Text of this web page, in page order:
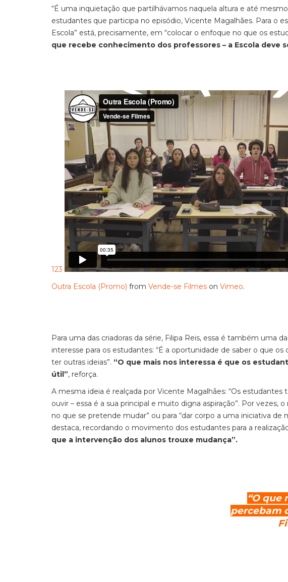
“É uma inquietação que partilhávamos naquela altura e até
estudantes que participa no episódio, Vicente Magalhães. Para o
Escola” está, precisamente, em “colocar o enfoque no que os
que recebe conhecimento dos professores – a Escola deve
123
Outra Escola (Promo) from Vende-se Filmes on Vimeo.
Para uma das criadoras da série, Filipa Reis, essa é também uma
interesse para os estudantes: “É a oportunidade de saber o que
ter outras ideias”. “O que mais nos interessa é que os
útil”, reforça.
A mesma ideia é realçada por Vicente Magalhães: “Os
ouvir – essa é a sua principal e muito digna aspiração”. Por vezes,
no que se pretende mudar” ou para “dar corpo a uma iniciativa de
destaca, recordando o movimento dos estudantes para a
que a intervenção dos alunos trouxe mudança”.
“O que
percebam